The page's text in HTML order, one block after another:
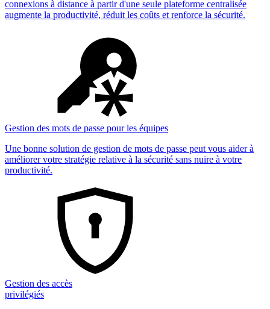
connexions à distance à partir d'une seule plateforme centralisée
augmente la productivité, réduit les coûts et renforce la sécurité.
Gestion des mots de passe pour les équipes
Une bonne solution de gestion de mots de passe peut vous aider à
améliorer votre stratégie relative à la sécurité sans nuire à votre
productivité.
Gestion des accès
privilégiés